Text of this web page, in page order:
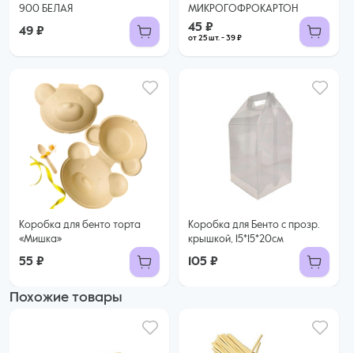
900 БЕЛАЯ
49 ₽
МИКРОГОФРОКАРТОН
45 ₽
от 25 шт. - 39 ₽
Коробка для бенто торта
«Мишка»
55 ₽
Коробка для Бенто с прозр.
крышкой, 15*15*20см
105 ₽
Похожие товары